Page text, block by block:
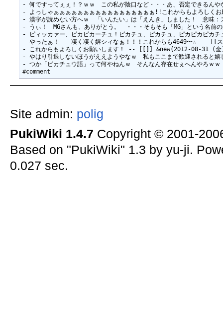
Site admin: polig
PukiWiki 1.4.7 Copyright © 2001-
Based on "PukiWiki" 1.3 by yu-ji.
0.027 sec.